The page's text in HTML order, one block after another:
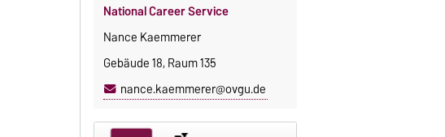
National Career Service
Nance Kaemmerer
Gebäude 18, Raum 135
nance.kaemmerer@ovgu.de